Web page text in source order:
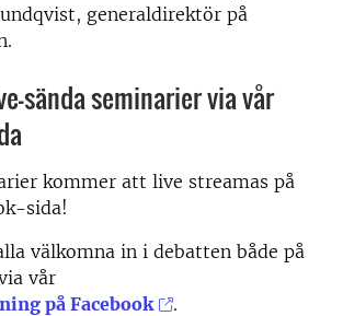
generaldirektör på
sända seminarier via vår
kommer att live streamas på
sida!
välkomna in i debatten både på
vår
på Facebook
.